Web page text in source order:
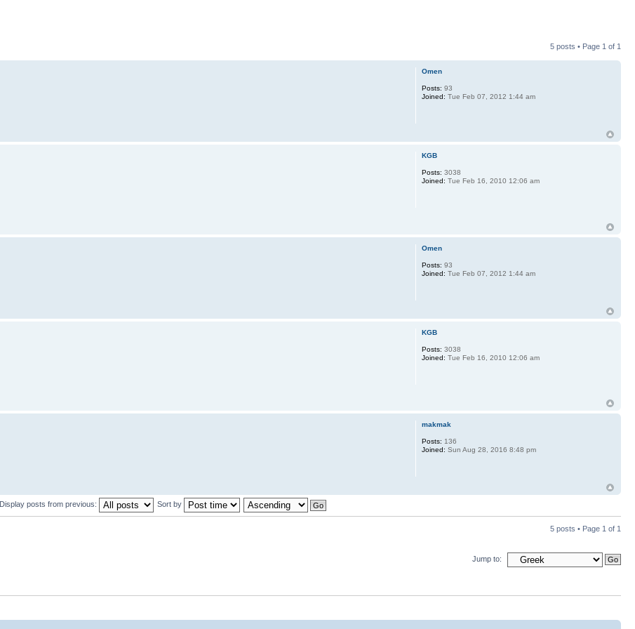
5 posts • Page 1 of 1
Omen
Posts: 93
Joined: Tue Feb 07, 2012 1:44 am
KGB
Posts: 3038
Joined: Tue Feb 16, 2010 12:06 am
Omen
Posts: 93
Joined: Tue Feb 07, 2012 1:44 am
KGB
Posts: 3038
Joined: Tue Feb 16, 2010 12:06 am
makmak
Posts: 136
Joined: Sun Aug 28, 2016 8:48 pm
Display posts from previous: Sort by
5 posts • Page 1 of 1
Jump to: